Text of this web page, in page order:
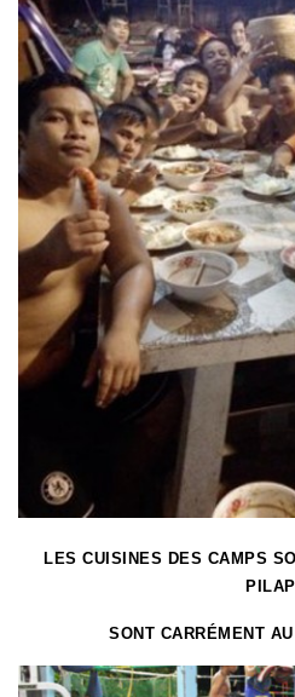
LES CUISINES DES CAMPS
PILAP
SONT CARRÉMENT